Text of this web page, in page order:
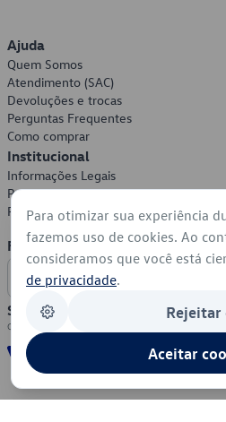
Ajuda
Quem Somos
Atendimento (SAC)
Devoluções e trocas
Perguntas Frequentes
Como comprar
Institucional
Informações Legais
Política de Privacidade
Política de Cookies
Formas de Pagamento
Segurança
Para otimizar sua experiência
fazemos uso de cookies. Ao
consideramos que você está
de privacidade.
Rejeitar
Aceitar